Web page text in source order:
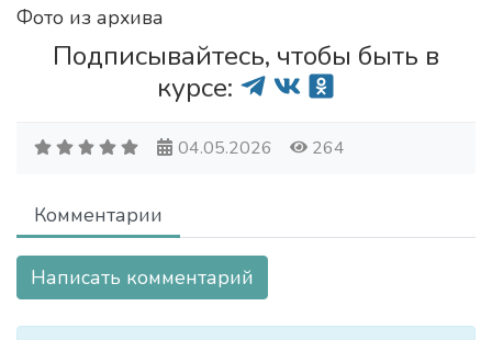
Фото из архива
Подписывайтесь, чтобы быть в
курсе:
04.05.2026 264
Комментарии
Написать комментарий